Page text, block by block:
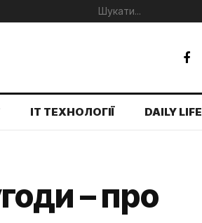
IT ТЕХНОЛОГІЇ DAILY LIFE
– про